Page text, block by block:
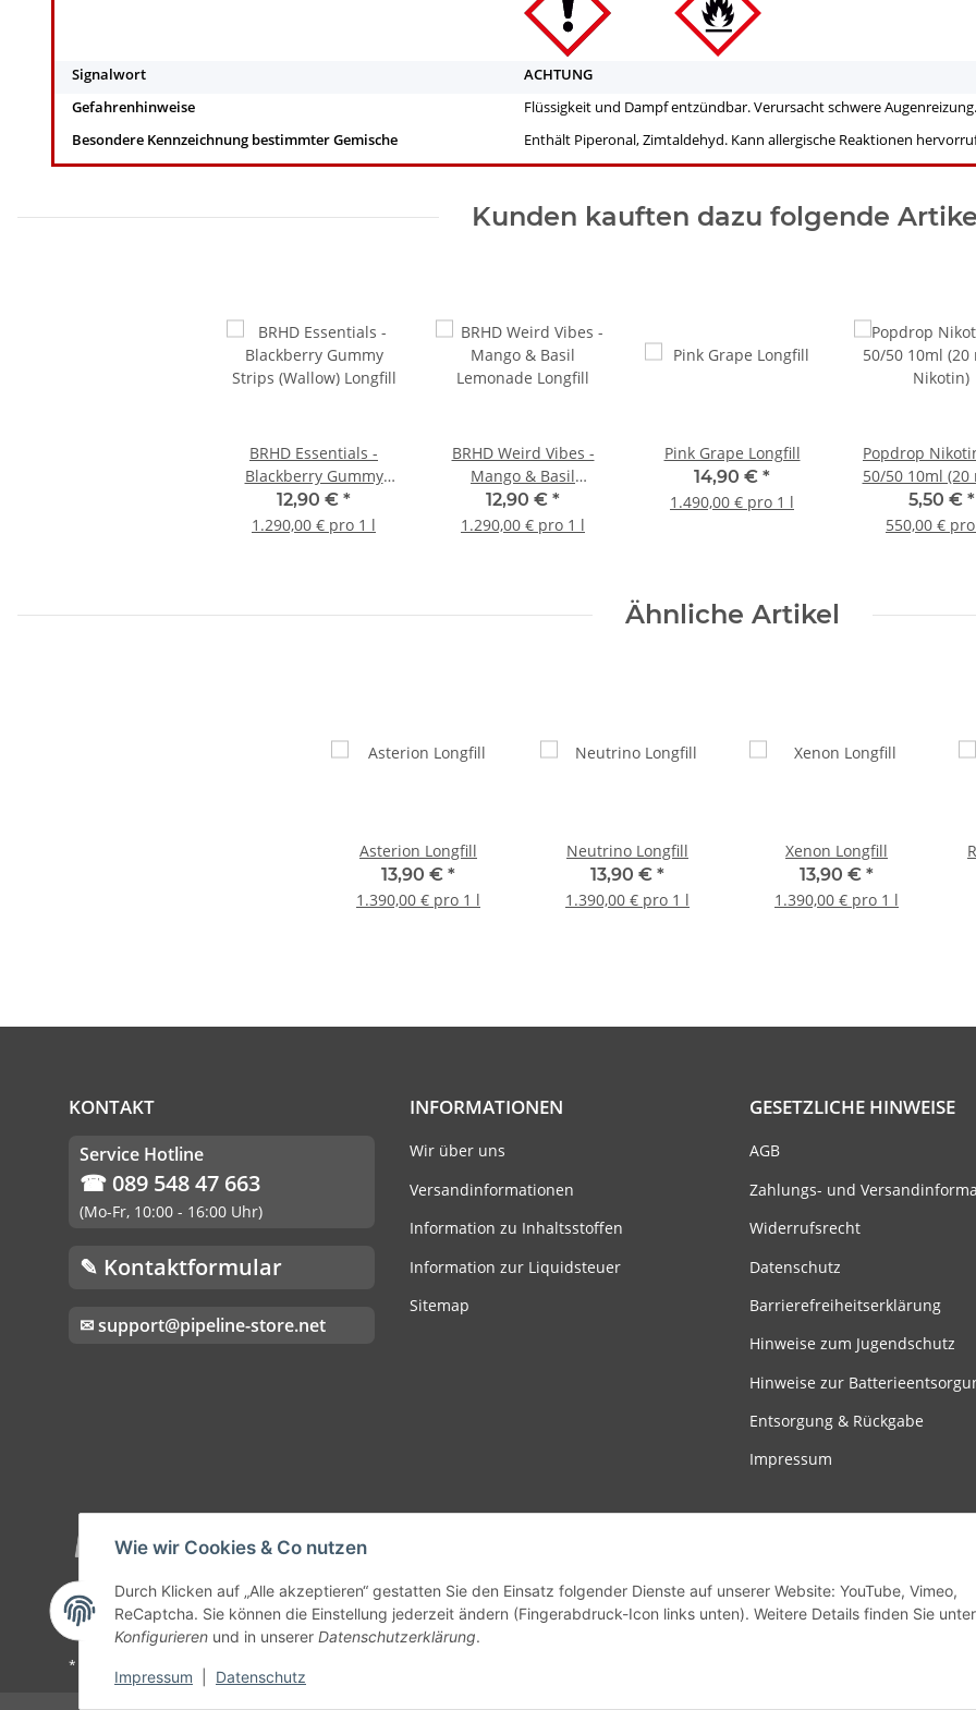
Wie wir Cookies & Co nutzen
Durch Klicken auf „Alle akzeptieren“ gestatten Sie den Einsatz folgender Dienste auf unserer Website: YouTube, Vimeo,
ReCaptcha. Sie können die Einstellung jederzeit ändern (Fingerabdruck-Icon links unten). Weitere Details finden Sie unter
Konfigurieren und in unserer Datenschutzerklärung.
Impressum Datenschutz
Signalwort
ACHTUNG
Gefahrenhinweise
Flüssigkeit und Dampf entzündbar. Verursacht schwere Augenreizung.
Besondere Kennzeichnung bestimmter Gemische
Enthält Piperonal, Zimtaldehyd. Kann allergische Reaktionen
Kunden kauften dazu folgende
BRHD Essentials -
Blackberry Gummy
Strips (Wallow) Longfill
12,90 € *
1.290,00 € pro 1 l
BRHD Weird Vibes -
Mango & Basil
Lemonade Longfill
12,90 € *
1.290,00 € pro 1 l
Pink Grape Longfill
14,90 € *
1.490,00 € pro 1 l
Popdrop
50/50 10ml (20
Nikotin)
5,50 € *
550,00 €
Ähnliche Artikel
Asterion Longfill
13,90 € *
1.390,00 € pro 1 l
Neutrino Longfill
13,90 € *
1.390,00 € pro 1 l
Xenon Longfill
13,90 € *
1.390,00 € pro 1 l
KONTAKT
Service Hotline
☎ 089 548 47 663
(Mo-Fr, 10:00 - 16:00 Uhr)
✎ Kontaktformular
✉ support@pipeline-store.net
INFORMATIONEN
Wir über uns
Versandinformationen
Information zu Inhaltsstoffen
Information zur Liquidsteuer
Sitemap
GESETZLICHE HINWEISE
AGB
Zahlungs- und
Widerrufsrecht
Datenschutz
Barrierefreiheitserklärung
Hinweise zum Jugendschutz
Hinweise zur
Entsorgung & Rückgabe
Impressum
Vertrag widerrufen
* Alle Preise inkl. gesetzlicher USt., zzgl.